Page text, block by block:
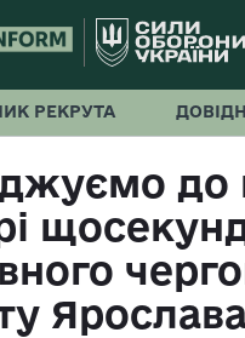
РЕКРУТА
до